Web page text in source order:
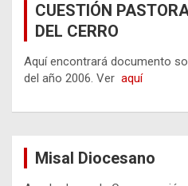
CUESTIÓN
DEL CERRO
Aquí encontrará documento
del año 2006. Ver aquí
Misal Diocesano